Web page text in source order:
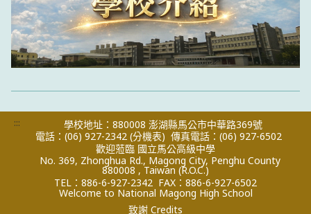
:::
學校地址：880008 澎湖縣馬公市中華路369號
電話：(06) 927-2342 (分機表) 傳真電話：(06) 927-6502
歡迎蒞臨 國立馬公高級中學
No. 369, Zhonghua Rd., Magong City, Penghu County
880008 , Taiwan (R.O.C.)
TEL：886-6-927-2342 FAX：886-6-927-6502
Welcome to National Magong High School
致謝 Credits